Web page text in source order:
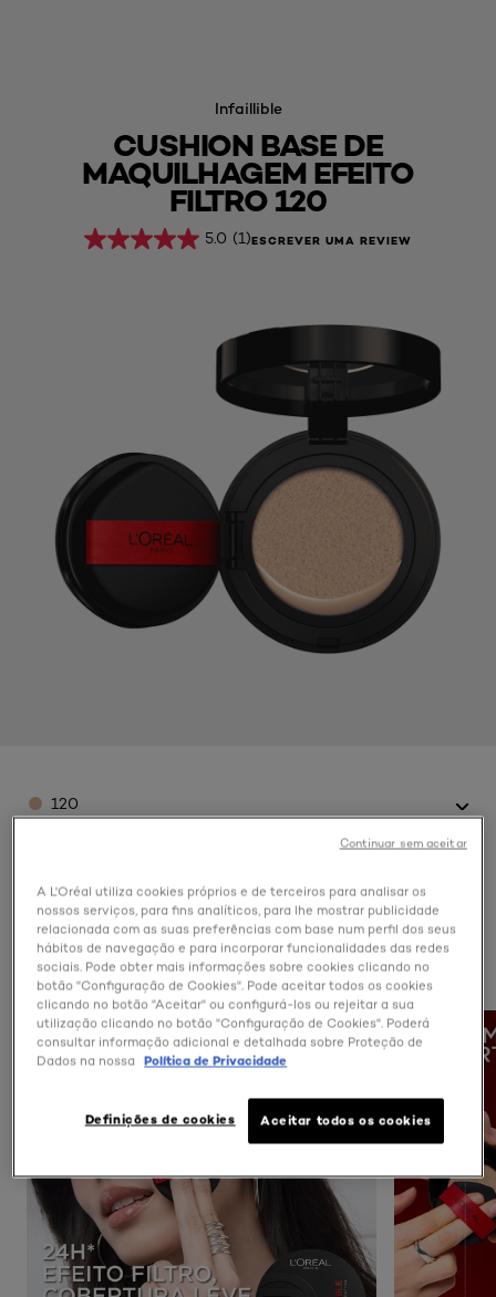
Infaillible
CUSHION BASE DE
MAQUILHAGEM EFEITO
FILTRO 120
5.0 (1)ESCREVER UMA REVIEW
Color
120
A L'Oréal utiliza cookies próprios e de terceiros para analisar os
nossos serviços, para fins analíticos, para lhe mostrar publicidade
relacionada com as suas preferências com base num perfil dos seus
hábitos de navegação e para incorporar funcionalidades das redes
sociais. Pode obter mais informações sobre cookies clicando no
botão "Configuração de Cookies". Pode aceitar todos os cookies
clicando no botão "Aceitar" ou configurá-los ou rejeitar a sua
utilização clicando no botão "Configuração de Cookies". Poderá
consultar informação adicional e detalhada sobre Proteção de
Dados na nossa
Política de Privacidade
Definições de cookies Aceitar todos os cookies
Continuar sem aceitar